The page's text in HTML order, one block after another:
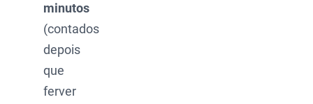
minutos
(contados
depois
que
ferver